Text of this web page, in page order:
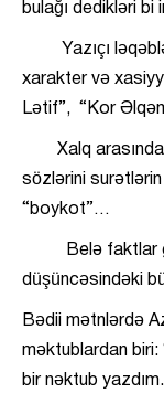
bulağı dedikləri bi
Yazıçı
xarakter və
Lətif”, “Kor
Xalq arasında
sözlərini
“boykot”…
Belə faktlar
düşüncəsindəki
Bədii mətnlərdə
məktublardan
bir nəktub